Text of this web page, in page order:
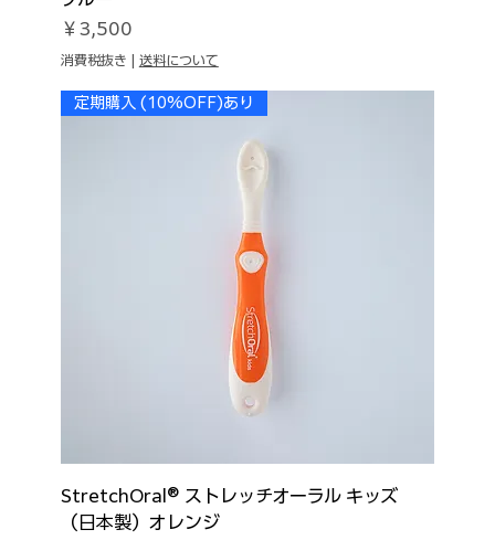
価格
￥3,500
消費税抜き 送料について
定期購入 (10%OFF)あり
StretchOral® ストレッチオーラル キッズ
（日本製）オレンジ